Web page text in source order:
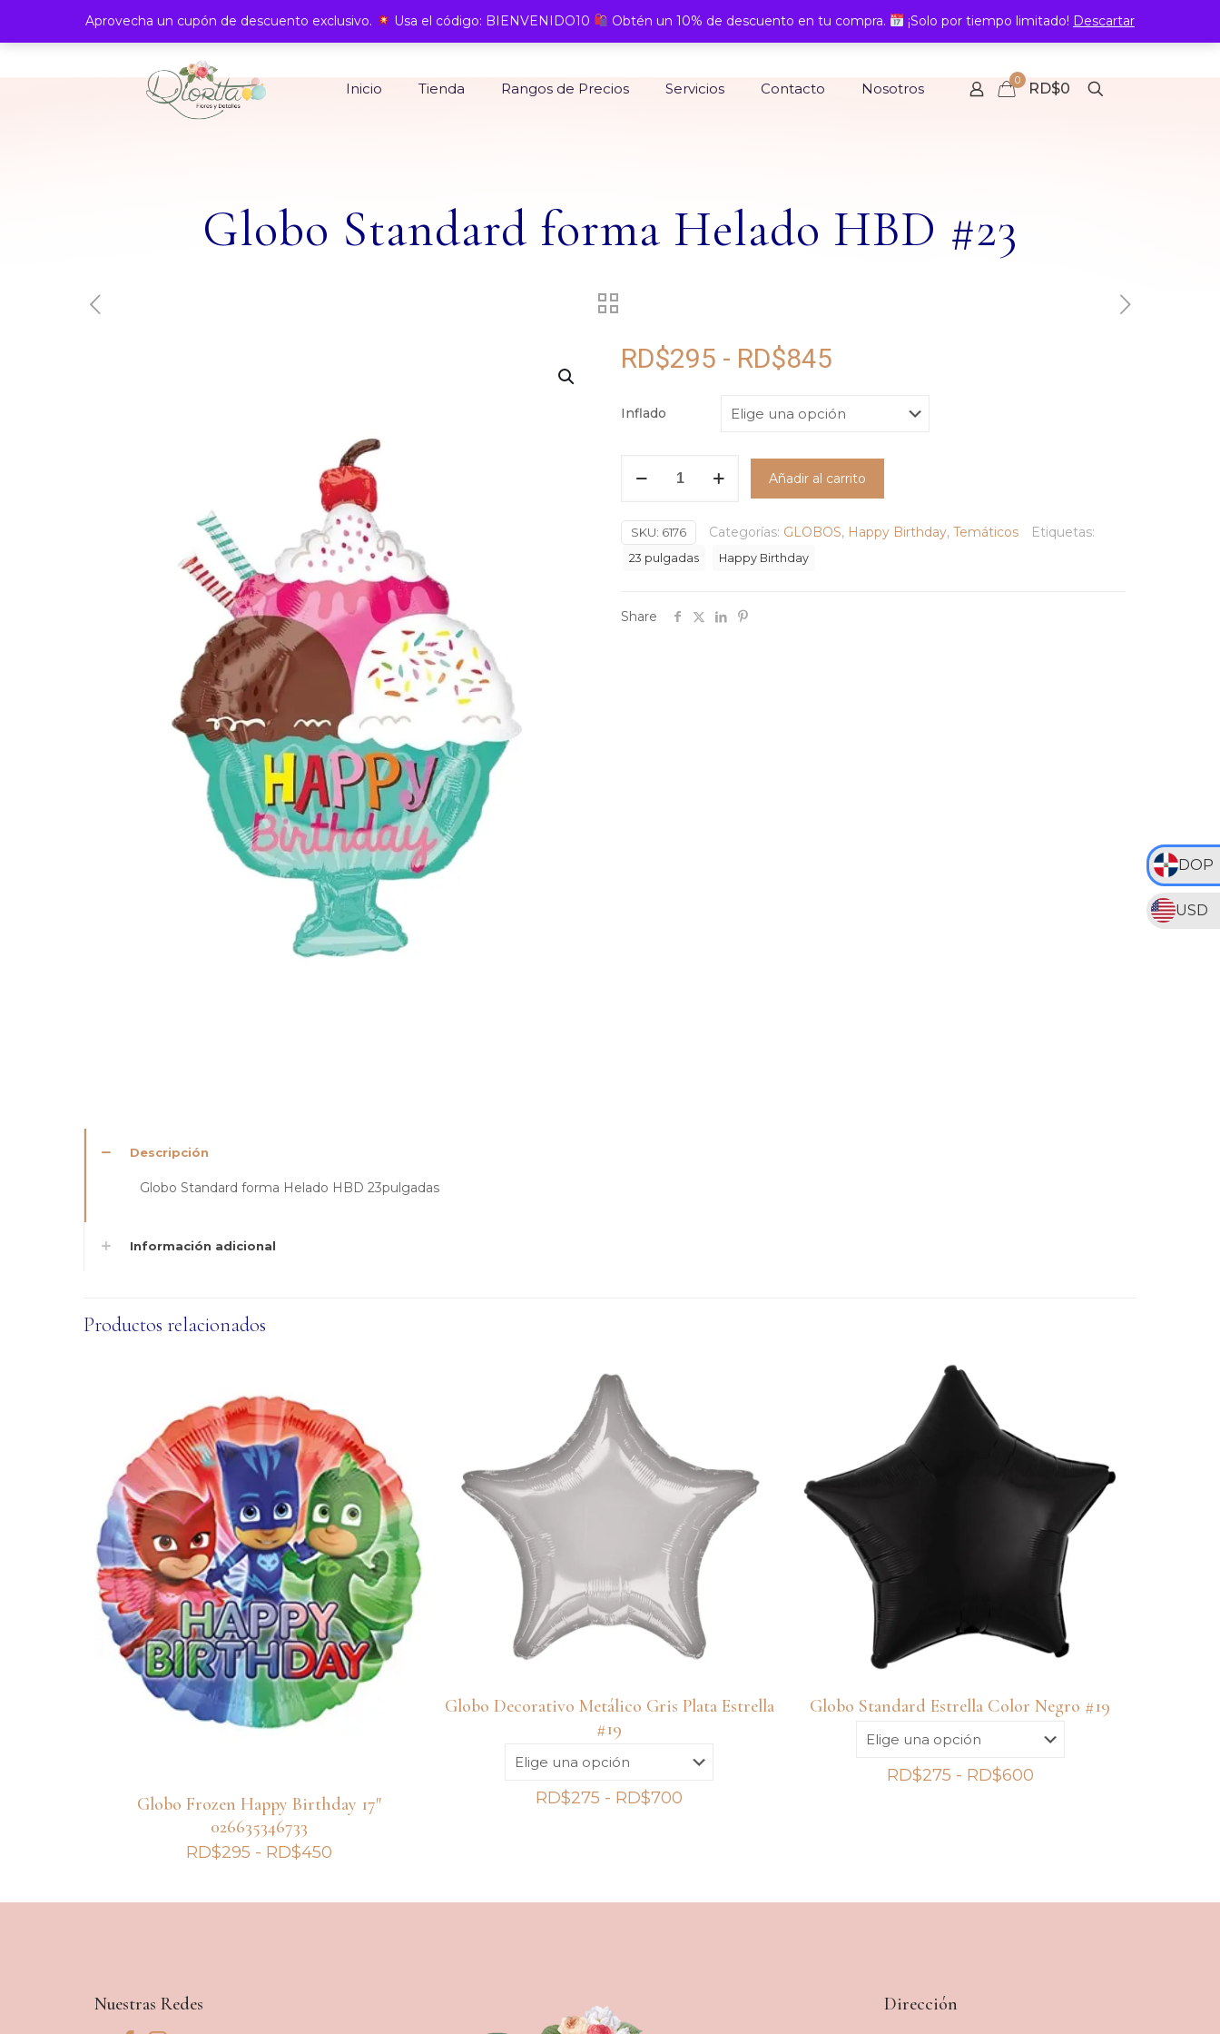
DOP
USD
Inicio Tienda Rangos de Precios Servicios Contacto Nosotros 0 RD$0
Globo Standard forma Helado HBD #23
RD$295 - RD$845
precios:
RD$295
hasta
RD$845
Inflado
Standard
Helado
HBD
Añadir al carrito
SKU: 6176 Categorías: GLOBOS, Happy Birthday, Temáticos Etiquetas:
23 pulgadas Happy Birthday
Share
Descripción
Globo Standard forma Helado HBD 23pulgadas
Información adicional
Productos relacionados
Globo Frozen Happy Birthday 17″
026635346733
RD$295 - RD$450Rango
Globo Decorativo Metálico Gris Plata Estrella
#19
RD$275 - RD$700
Globo Standard Estrella Color Negro #19
RD$275 - RD$600Rango
Nuestras Redes Dirección
Aprovecha un cupón de descuento exclusivo. Usa el código: BIENVENIDO10 Obtén un 10% de descuento en tu compra. ¡Solo por tiempo limitado! Descartar